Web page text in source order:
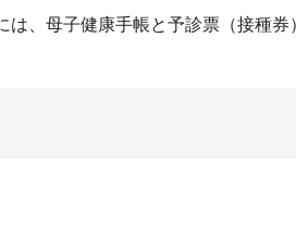
、母子健康手帳と予診票（接種券